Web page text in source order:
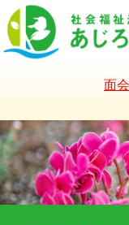
Skip
to
content
面